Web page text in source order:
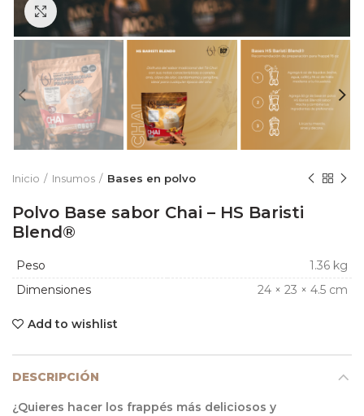
Click to enlarge
Inicio Insumos Bases en polvo
Polvo Base sabor Chai – HS Baristi
Blend®
Peso
1.36 kg
Dimensiones
24 × 23 × 4.5 cm
Add to wishlist
DESCRIPCIÓN
¿Quieres hacer los frappés más deliciosos y